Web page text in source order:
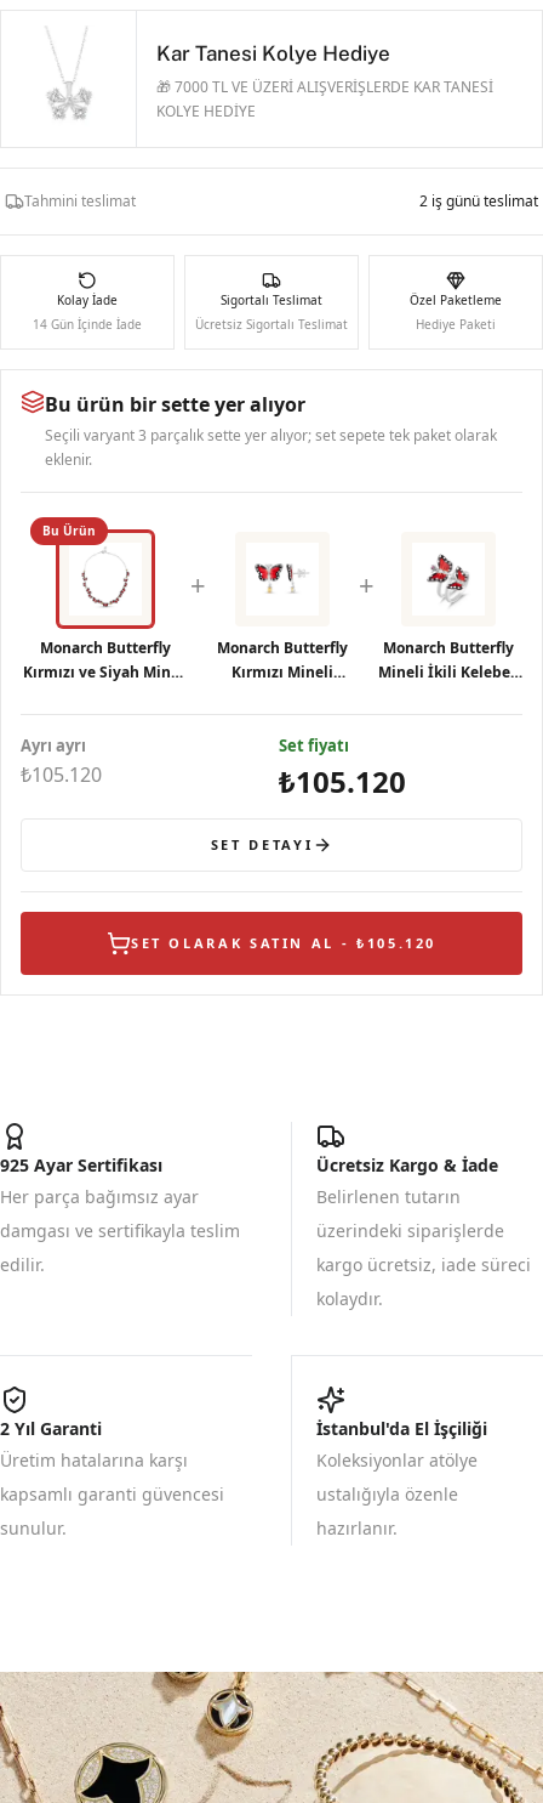
Kar Tanesi Kolye Hediye
🎁 7000 TL VE ÜZERİ ALIŞVERİŞLERDE KAR TANESİ
KOLYE HEDİYE
Tahmini teslimat 2 iş günü teslimat
Kolay İade
14 Gün İçinde İade
Sigortalı Teslimat
Ücretsiz Sigortalı Teslimat
Özel Paketleme
Hediye Paketi
Bu ürün bir sette yer alıyor
Seçili varyant 3 parçalık sette yer alıyor; set sepete tek paket olarak
eklenir.
Bu Ürün
Monarch Butterfly
Kırmızı ve Siyah Mineli
Gümüş Kolye
+
Monarch Butterfly
Kırmızı Mineli
Taşlı Sallantılı Gümü
+
Monarch Butterfly
Mineli İkili Kelebek
Gümüş Yüzük
Ayrı ayrı
₺105.120
Set fiyatı
₺105.120
SET DETAYI
SET OLARAK SATIN AL - ₺105.120
925 Ayar Sertifikası
Her parça bağımsız ayar
damgası ve sertifikayla teslim
edilir.
Ücretsiz Kargo & İade
Belirlenen tutarın
üzerindeki siparişlerde
kargo ücretsiz, iade süreci
kolaydır.
2 Yıl Garanti
Üretim hatalarına karşı
kapsamlı garanti güvencesi
sunulur.
İstanbul'da El İşçiliği
Koleksiyonlar atölye
ustalığıyla özenle
hazırlanır.